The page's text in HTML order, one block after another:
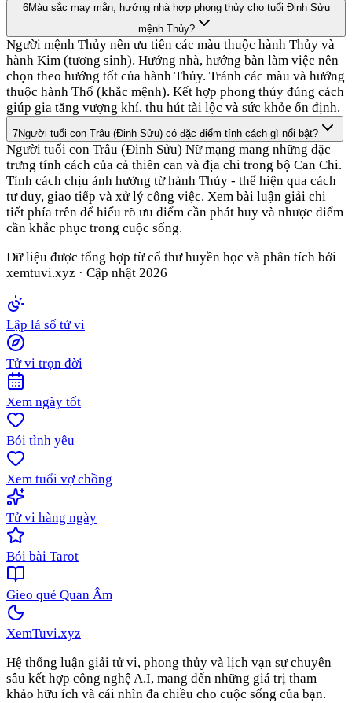
6Màu sắc may mắn, hướng nhà hợp phong thủy cho tuổi Đinh Sửu
mệnh Thủy?
Người mệnh Thủy nên ưu tiên các màu thuộc hành Thủy và
hành Kim (tương sinh). Hướng nhà, hướng bàn làm việc nên
chọn theo hướng tốt của hành Thủy. Tránh các màu và hướng
thuộc hành Thổ (khắc mệnh). Kết hợp phong thủy đúng cách
giúp gia tăng vượng khí, thu hút tài lộc và sức khỏe ổn định.
7Người tuổi con Trâu (Đinh Sửu) có đặc điểm tính cách gì nổi bật?
Người tuổi con Trâu (Đinh Sửu) Nữ mạng mang những đặc
trưng tính cách của cả thiên can và địa chi trong bộ Can Chi.
Tính cách chịu ảnh hưởng từ hành Thủy - thể hiện qua cách
tư duy, giao tiếp và xử lý công việc. Xem bài luận giải chi
tiết phía trên để hiểu rõ ưu điểm cần phát huy và nhược điểm
cần khắc phục trong cuộc sống.
Dữ liệu được tổng hợp từ cổ thư huyền học và phân tích bởi
xemtuvi.xyz · Cập nhật 2026
Lập lá số tử vi
Tử vi trọn đời
Xem ngày tốt
Bói tình yêu
Xem tuổi vợ chồng
Tử vi hàng ngày
Bói bài Tarot
Gieo quẻ Quan Âm
XemTuvi.xyz
Hệ thống luận giải tử vi, phong thủy và lịch vạn sự chuyên
sâu kết hợp công nghệ A.I, mang đến những giá trị tham
khảo hữu ích và cái nhìn đa chiều cho cuộc sống của bạn.